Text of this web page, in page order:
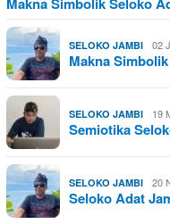
SELOKO JAMBI 02
Makna
SELOKO JAMBI 19
Semiotika
SELOKO JAMBI 20
Seloko Adat